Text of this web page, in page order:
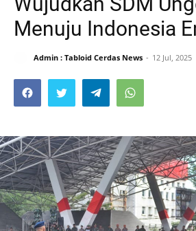
Menuju Indonesia
Admin : Tabloid Cerdas News 12 Jul, 2025